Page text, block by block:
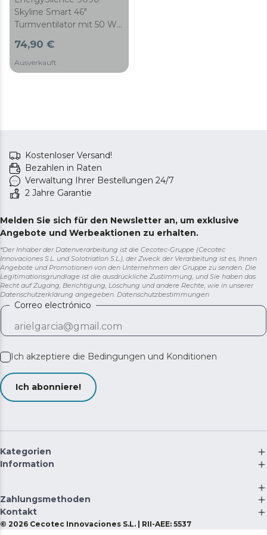
Skyline Smart 46"
Turmventilator mit 50 W
Timer, Oszillation, Display
und Fernbedienung.
74,90 €
Ausverkauft
Kostenloser Versand!
Bezahlen in Raten
Verwaltung Ihrer Bestellungen 24/7
2 Jahre Garantie
Melden Sie sich für den Newsletter an, um exklusive
Angebote und Werbeaktionen zu erhalten.
*Der Inhaber der Datenverarbeitung ist die Cecotec-Gruppe (Cecotec
Innovaciones S.L. und Solotriatlon S.L.), der Zweck der Verarbeitung ist es, Ihnen
Angebote und Promotionen von den Unternehmen der Gruppe zu senden. Die
Legitimationsgrundlage ist die ausdrückliche Zustimmung, und Sie haben das
Recht auf Zugang, Berichtigung, Löschung und andere Rechte, wie in unserer
Datenschutzerklärung angegeben. Datenschutzbestimmungen
Correo electrónico
Ich akzeptiere die Bedingungen und Konditionen
Ich abonniere!
Kategorien
Information
Zahlungsmethoden
Kontakt
© 2026 Cecotec Innovaciones S.L. | RII-AEE: 5537